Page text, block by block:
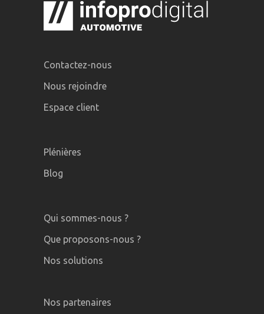
Contactez-nous
Nous rejoindre
Espace client
Plénières
Blog
Qui sommes-nous ?
Que proposons-nous ?
Nos solutions
Nos partenaires